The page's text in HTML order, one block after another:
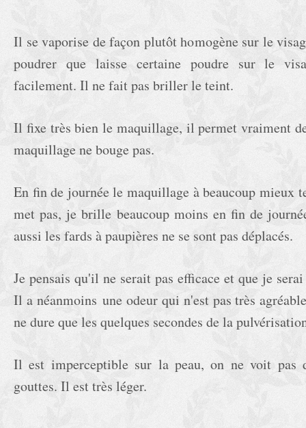
Il se vaporise de façon plutôt homogène sur le
poudrer que laisse certaine poudre sur le
facilement. Il ne fait pas briller le teint.
Il fixe très bien le maquillage, il permet vraiment
maquillage ne bouge pas.
En fin de journée le maquillage à beaucoup mieux
met pas, je brille beaucoup moins en fin de
aussi les fards à paupières ne se sont pas déplacés.
Je pensais qu'il ne serait pas efficace et que je
Il a néanmoins une odeur qui n'est pas très
ne dure que les quelques secondes de la
Il est imperceptible sur la peau, on ne voit pas
gouttes. Il est très léger.